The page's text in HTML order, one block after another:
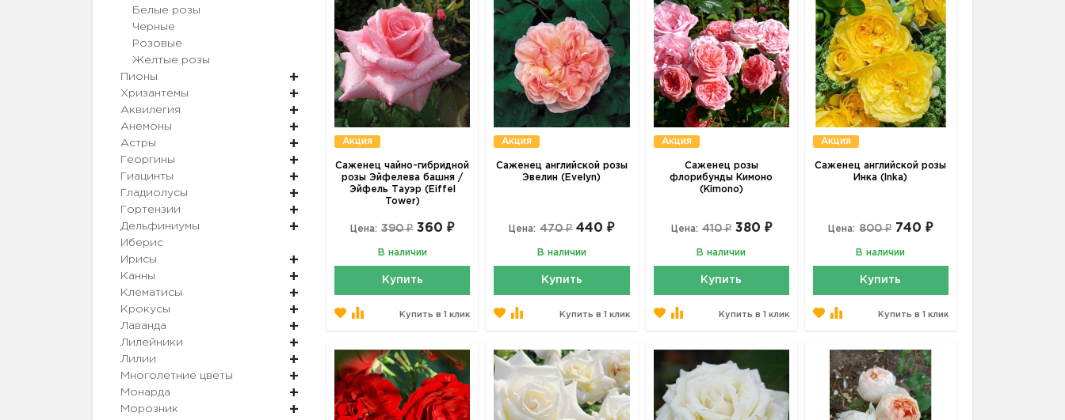
Белые розы
Черные
Розовые
Желтые розы
Пионы
Хризантемы
Аквилегия
Анемоны
Астры
Георгины
Гиацинты
Гладиолусы
Гортензии
Дельфиниумы
Иберис
Ирисы
Канны
Клематисы
Крокусы
Лаванда
Лилейники
Лилии
Многолетние цветы
Монарда
Морозник
Акция
Саженец чайно-гибридной
розы Эйфелева башня /
Эйфель Тауэр (Eiffel
Tower)
Цена: 390 ₽ 360 ₽
В наличии
Купить
Купить в 1 клик
Акция
Саженец английской розы
Эвелин (Evelyn)
Цена: 470 ₽ 440 ₽
В наличии
Купить
Купить в 1 клик
Акция
Саженец розы
флорибунды Кимоно
(Kimono)
Цена: 410 ₽ 380 ₽
В наличии
Купить
Купить в 1 клик
Акция
Саженец английской розы
Инка (Inka)
Цена: 800 ₽ 740 ₽
В наличии
Купить
Купить в 1 клик